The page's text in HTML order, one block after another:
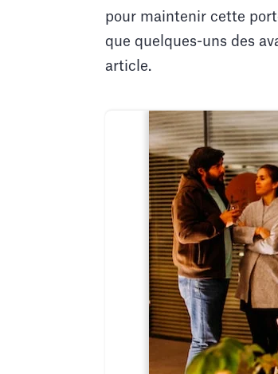
pour maintenir cette
que quelques-uns des
article.